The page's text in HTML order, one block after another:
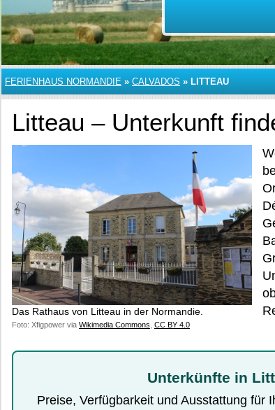
FERIENHAUS NORMANDIE » CALVADOS » LITTEAU
Litteau – Unterkunft
Das Rathaus von Litteau in der Normandie.
Foto: Xfigpower via Wikimedia Commons CC BY 4.0
Unterkünfte in
Preise, Verfügbarkeit und Ausstattung für